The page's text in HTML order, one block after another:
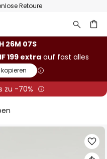
Retoure
26M 07S
199 extra auf fast alles
kopieren
zu -70%